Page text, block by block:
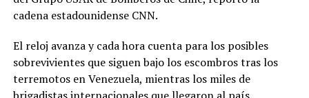
cadena estadounidense CNN.
El reloj avanza y cada hora cuenta para los posibles
sobrevivientes que siguen bajo los escombros tras los
terremotos en Venezuela, mientras los miles de